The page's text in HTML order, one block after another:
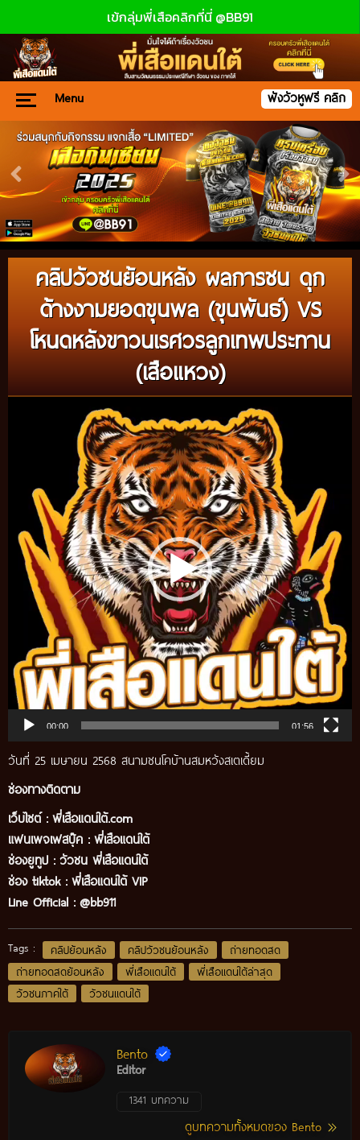
เข้กลุ่มพี่เสือคลิกที่นี่ @BB91
Menu ฟังวัวหูฟรี คลิก
คลิปวัวชนย้อนหลัง ผลการชน ดุก
ด้างงามยอดขุนพล (ขุนพันธ์) VS
โหนดหลังขาวนเรศวรลูกเทพประทาน
(เสือแหวง)
00:00 01:56
วันที่ 25 เมษายน 2568 สนามชนโคบ้านสมหวังสเตเดี้ยม
ช่องทางติดตาม
เว็บไซต์ : พี่เสือแดนใต้.com
แฟนเพจเฟสบุ๊ค : พี่เสือแดนใต้
ช่องยูทูป : วัวชน พี่เสือแดนใต้
ช่อง tiktok : พี่เสือแดนใต้ VIP
Line Official : @bb911
Tags : คลิปย้อนหลัง คลิปวัวชนย้อนหลัง
ถ่ายทอดสด
ถ่ายทอดสดย้อนหลัง
พี่เสือแดนใต้
พี่เสือแดนใต้ล่าสุด
วัวชนภาคใต้
วัวชนแดนใต้
Bento
Editor
1341 บทความ
ดูบทความทั้งหมดของ Bento